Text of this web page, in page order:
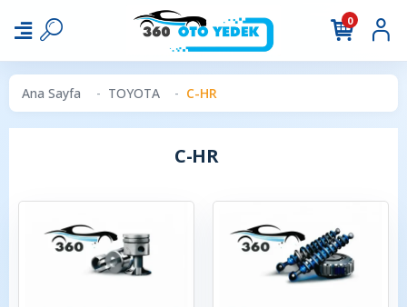
0
Ana Sayfa TOYOTA C-HR
C-HR